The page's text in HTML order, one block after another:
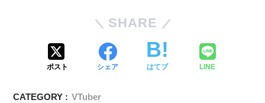
SHARE
ポスト シェア はてブ LINE
CATEGORY : VTuber